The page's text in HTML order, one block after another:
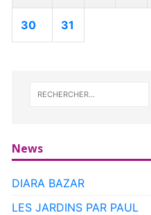
30 31
News
DIARA BAZAR
LES JARDINS PAR PAUL